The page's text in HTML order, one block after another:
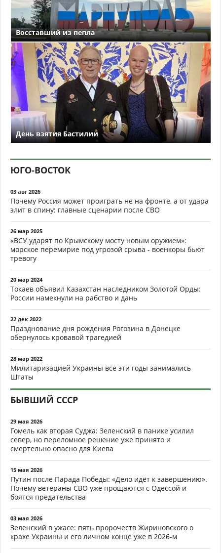
Восставший из пепла
День взятия Бастилии
ЮГО-ВОСТОК
03 авг 2026
Почему Россия может проиграть не на фронте, а от удара
элит в спину: главные сценарии после СВО
26 мар 2025
«ВСУ ударят по Крымскому мосту новым оружием»:
морское перемирие под угрозой срыва - военкоры бьют
тревогу
20 мар 2024
Токаев объявил Казахстан наследником Золотой Орды:
России намекнули на рабство и дань
22 дек 2022
Празднование дня рождения Рогозина в Донецке
обернулось кровавой трагедией
28 мар 2022
Милитаризацией Украины все эти годы занимались
Штаты
БЫВШИЙ СССР
29 мая 2026
Гомель как вторая Суджа: Зеленский в панике усилил
север, но переломное решение уже принято и
смертельно опасно для Киева
15 мая 2026
Путин после Парада Победы: «Дело идёт к завершению».
Почему ветераны СВО уже прощаются с Одессой и
боятся предательства
03 мая 2026
Зеленский в ужасе: пять пророчеств Жириновского о
крахе Украины и его личном конце уже в 2026-м